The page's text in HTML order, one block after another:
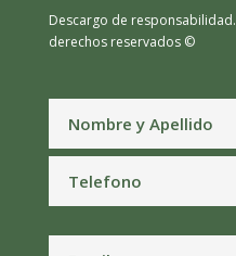
Descargo de responsabilidad.
derechos reservados ©